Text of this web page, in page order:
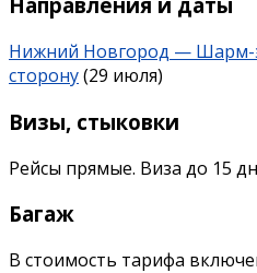
Нижний Новгород — Шарм-
сторону(29 июля)
Визы, стыковки
Рейсы прямые. Виза до 15
Багаж
В стоимость тарифа